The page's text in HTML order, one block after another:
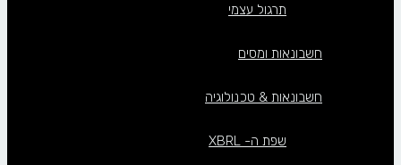
תרגול עצמי
חשבונאות ומסים
חשבונאות & טכנולוגיה
שפת ה- XBRL